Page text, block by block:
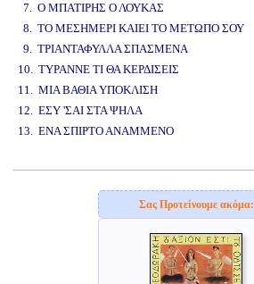
7. Ο ΜΠΑΤΙΡΗΣ Ο ΛΟΥΚΑΣ
8. ΤΟ ΜΕΣΗΜΕΡΙ ΚΑΙΕΙ ΤΟ ΜΕΤΩΠΟ ΣΟΥ
9. ΤΡΙΑΝΤΑΦΥΛΛΑ ΣΠΑΣΜΕΝΑ
10. ΤΥΡΑΝΝΕ ΤΙ ΘΑ ΚΕΡΔΙΣΕΙΣ
11. ΜΙΑ ΒΑΘΙΑ ΥΠΟΚΛΙΣΗ
12. ΕΣΥ 'ΣΑΙ ΣΤΑ ΨΗΛΑ
13. ΕΝΑ ΣΠΙΡΤΟ ΑΝΑΜΜΕΝΟ
Σας Προτείνουμε ακόμα: